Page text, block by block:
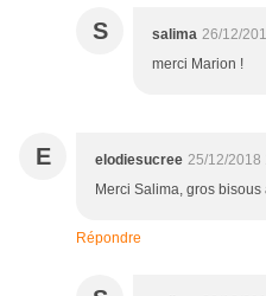
S salima 26/12/
merci Marion !
E elodiesucree 25/12/2018
Merci Salima, gros
Répondre